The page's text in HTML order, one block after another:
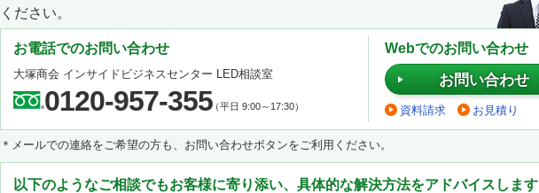
ください。
お電話でのお問い合わせ
大塚商会 インサイドビジネスセンター LED相談室
0120-957-355（平日 9:00～17:30）
Webでのお問い合わせ
お問い合わせ
資料請求 お見積り
＊メールでの連絡をご希望の方も、お問い合わせボタンをご利用ください。
以下のようなご相談でもお客様に寄り添い、具体的な解決方法をアドバイスします